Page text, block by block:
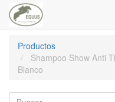
Productos
Shampoo Show Anti
Blanco